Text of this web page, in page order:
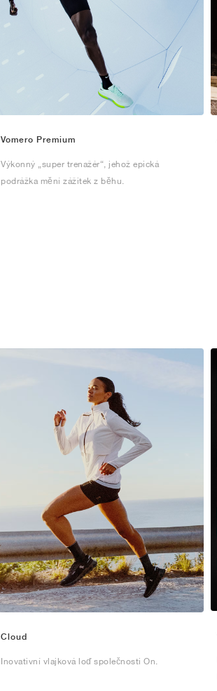
Vomero Premium
Výkonný „super trenažér“, jehož epická
podrážka mění zážitek z běhu.
Cloud
Inovativní vlajková loď společnosti On.